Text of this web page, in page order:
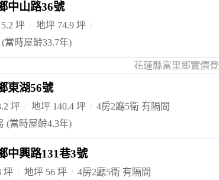
中山路36號
坪
地坪 74.9 坪
(當時屋齡33.7年)
花蓮縣富里鄉實價
東湖56號
坪 地坪 140.4 坪
4房2廳5衛 有隔間
(當時屋齡4.3年)
中興路131巷3號
坪 地坪 56 坪
4房2廳5衛 有隔間